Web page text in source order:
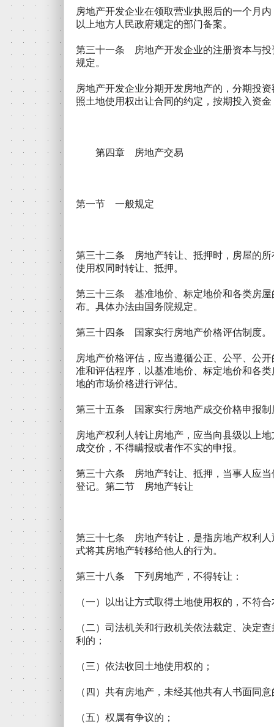
房地产开发企业在领取营业执照后的一个月
以上地方人民政府规定的部门备案。
第三十一条 房地产开发企业的注册资本与投
规定。
房地产开发企业分期开发房地产的，分期投
照土地使用权出让合同的约定，按期投入资
第四章 房地产交易
第一节 一般规定
第三十二条 房地产转让、抵押时，房屋的所
使用权同时转让、抵押。
第三十三条 基准地价、标定地价和各类房屋
布。具体办法由国务院规定。
第三十四条 国家实行房地产价格评估制度。
房地产价格评估，应当遵循公正、公平、公
准和评估程序，以基准地价、标定地价和各
地的市场价格进行评估。
第三十五条 国家实行房地产成交价格申报制
房地产权利人转让房地产，应当向县级以上
成交价，不得瞒报或者作不实的申报。
第三十六条 房地产转让、抵押，当事人应当
登记。第二节 房地产转让
第三十七条 房地产转让，是指房地产权利人
式将其房地产转移给他人的行为。
第三十八条 下列房地产，不得转让：
（一）以出让方式取得土地使用权的，不符
（二）司法机关和行政机关依法裁定、决定
利的；
（三）依法收回土地使用权的；
（四）共有房地产，未经其他共有人书面同意
（五）权属有争议的；